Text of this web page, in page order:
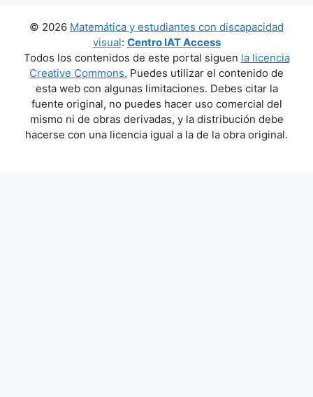
© 2026 Matemática y estudiantes con discapacidad
visual: Centro IAT Access
Todos los contenidos de este portal siguen la licencia
Creative Commons. Puedes utilizar el contenido de
esta web con algunas limitaciones. Debes citar la
fuente original, no puedes hacer uso comercial del
mismo ni de obras derivadas, y la distribución debe
hacerse con una licencia igual a la de la obra original.